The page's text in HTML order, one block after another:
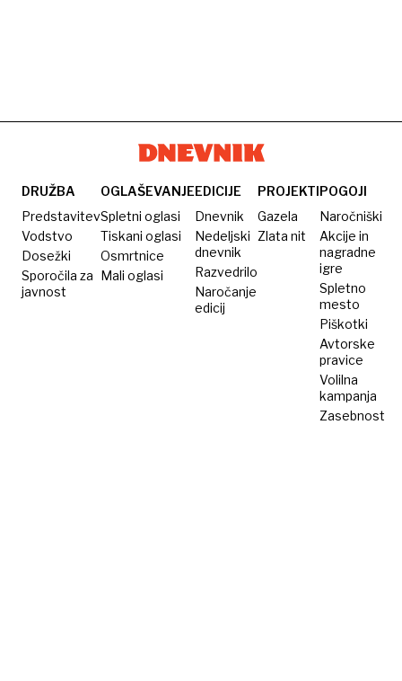
DRUŽBA
Predstavitev
Vodstvo
Dosežki
Sporočila za
javnost
OGLAŠEVANJE
Spletni oglasi
Tiskani oglasi
Osmrtnice
Mali oglasi
EDICIJE
Dnevnik
Nedeljski
dnevnik
Razvedrilo
Naročanje
edicij
PROJEKTI
Gazela
Zlata nit
POGOJI
Naročniški
Akcije in
nagradne
igre
Spletno
mesto
Piškotki
Avtorske
pravice
Volilna
kampanja
Zasebnost